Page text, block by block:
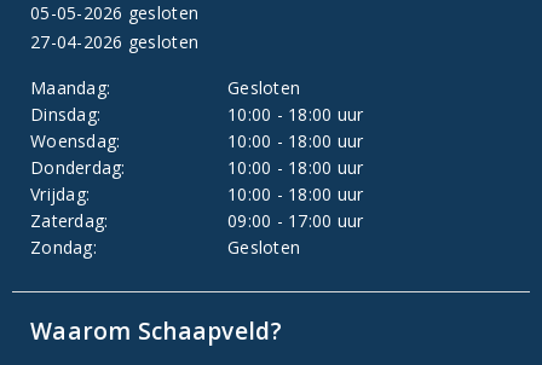
05-05-2026 gesloten
27-04-2026 gesloten
Maandag:
Gesloten
Dinsdag:
10:00 - 18:00 uur
Woensdag:
10:00 - 18:00 uur
Donderdag:
10:00 - 18:00 uur
Vrijdag:
10:00 - 18:00 uur
Zaterdag:
09:00 - 17:00 uur
Zondag:
Gesloten
Waarom Schaapveld?